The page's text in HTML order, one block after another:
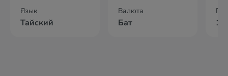
Язык
Тайский
Валюта
Бат